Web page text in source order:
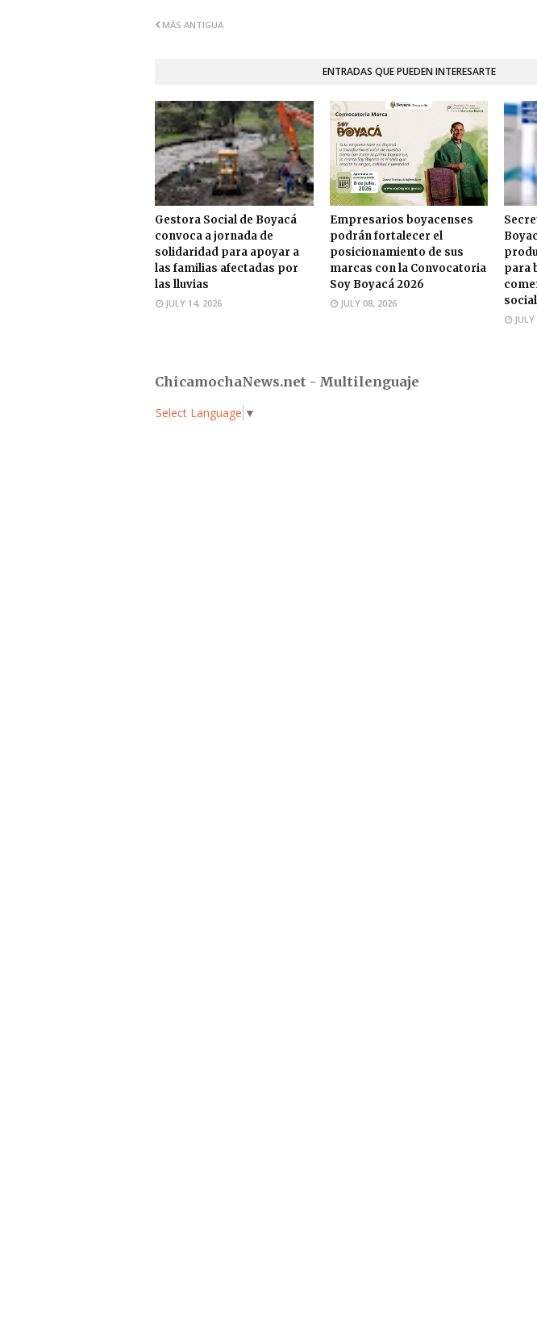
MÁS ANTIGUA
ENTRADAS QUE PUEDEN INTERESARTE
Gestora Social de Boyacá
convoca a jornada de
solidaridad para apoyar a
las familias afectadas por
las lluvias
JULY 14, 2026
Empresarios boyacenses
podrán fortalecer el
posicionamiento de sus
marcas con la Convocatoria
Soy Boyacá 2026
JULY 08, 2026
para
ChicamochaNews.net - Multilenguaje
Select Language ▼